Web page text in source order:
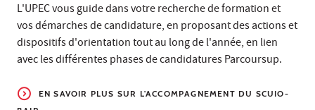
L'UPEC vous guide dans votre recherche de formation et
vos démarches de candidature, en proposant des actions et
dispositifs d'orientation tout au long de l'année, en lien
avec les différentes phases de candidatures Parcoursup.
EN SAVOIR PLUS SUR L'ACCOMPAGNEMENT DU SCUIO-